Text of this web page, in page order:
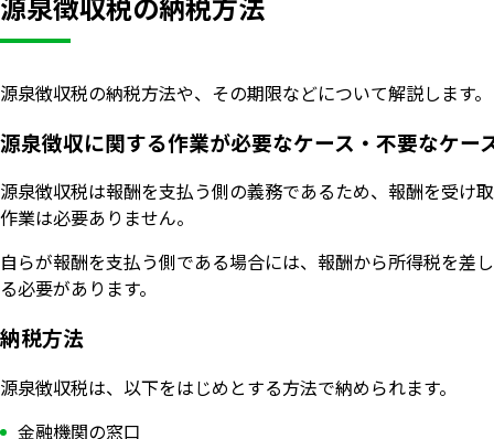
源泉徴収税の納税方法や、その期限などについて解説します。
源泉徴収に関する作業が必要なケース・不要なケー
源泉徴収税は報酬を支払う側の義務であるため、報酬を受け
作業は必要ありません。
自らが報酬を支払う側である場合には、報酬から所得税を差
る必要があります。
納税方法
源泉徴収税は、以下をはじめとする方法で納められます。
金融機関の窓口